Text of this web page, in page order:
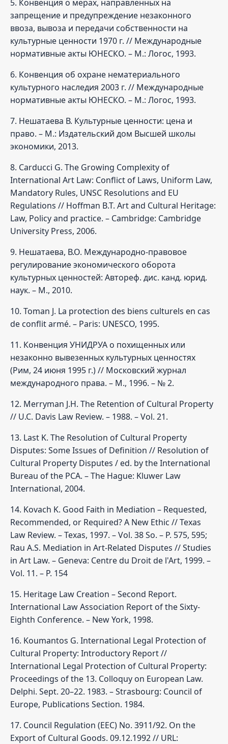
5. Конвенция о мерах, направленных на
запрещение и предупреждение незаконного
ввоза, вывоза и передачи собственности на
культурные ценности 1970 г. // Международные
нормативные акты ЮНЕСКО. – М.: Логос, 1993.
6. Конвенция об охране нематериального
культурного наследия 2003 г. // Международные
нормативные акты ЮНЕСКО. – М.: Логос, 1993.
7. Нешатаева В. Культурные ценности: цена и
право. – М.: Издательский дом Высшей школы
экономики, 2013.
8. Carducci G. The Growing Complexity of
International Art Law: Conflict of Laws, Uniform Law,
Mandatory Rules, UNSC Resolutions and EU
Regulations // Hoffman B.T. Art and Cultural Heritage:
Law, Policy and practice. – Cambridge: Cambridge
University Press, 2006.
9. Нешатаева, В.О. Международно-правовое
регулирование экономического оборота
культурных ценностей: Автореф. дис. канд. юрид.
наук. – М., 2010.
10. Toman J. La protection des biens culturels en cas
de conflit armé. – Paris: UNESCO, 1995.
11. Конвенция УНИДРУА о похищенных или
незаконно вывезенных культурных ценностях
(Рим, 24 июня 1995 г.) // Московский журнал
международного права. – М., 1996. – № 2.
12. Merryman J.H. The Retention of Cultural Property
// U.C. Davis Law Review. – 1988. – Vol. 21.
13. Last K. The Resolution of Cultural Property
Disputes: Some Issues of Definition // Resolution of
Cultural Property Disputes / ed. by the International
Bureau of the PCA. – The Hague: Kluwer Law
International, 2004.
14. Kovach K. Good Faith in Mediation – Requested,
Recommended, or Required? A New Ethic // Texas
Law Review. – Texas, 1997. – Vol. 38 So. – P. 575, 595;
Rau A.S. Mediation in Art-Related Disputes // Studies
in Art Law. – Geneva: Centre du Droit de l'Art, 1999. –
Vol. 11. – P. 154
15. Heritage Law Creation – Second Report.
International Law Association Report of the Sixty-
Eighth Conference. – New York, 1998.
16. Koumantos G. International Legal Protection of
Cultural Property: Introductory Report //
International Legal Protection of Cultural Property:
Proceedings of the 13. Colloquy on European Law.
Delphi. Sept. 20–22. 1983. – Strasbourg: Council of
Europe, Publications Section. 1984.
17. Council Regulation (EEC) No. 3911/92. On the
Export of Cultural Goods. 09.12.1992 // URL: